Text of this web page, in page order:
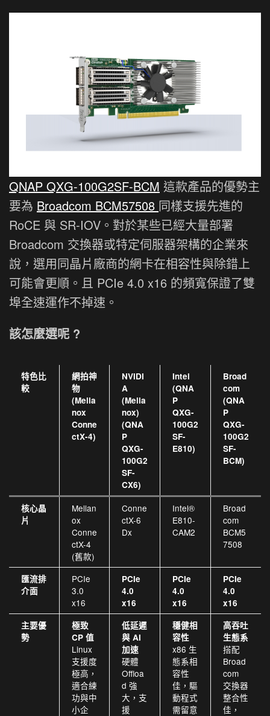
QNAP QXG-100G2SF-BCM 這款產品的優勢主
要為 Broadcom BCM57508 同樣支援先進的
RoCE 與 SR-IOV。對於某些已經大量部署
Broadcom 交換器或特定伺服器架構的企業來
說，選用同晶片廠商的網卡在相容性與除錯上
可能會更順。且 PCIe 4.0 x16 的頻寬保證了雙
埠全速運作不掉速。
該怎麼選呢 ?
特色比
較
網拍神
物
(Mella
nox
Conne
ctX-4)
NVIDI
A
(Mella
nox)
(QNA
P
QXG-
100G2
SF-
CX6)
Intel
(QNA
P
QXG-
100G2
SF-
E810)
Broad
com
(QNA
P
QXG-
100G2
SF-
BCM)
核心晶
片
Mellan
ox
Conne
ctX-4
(舊款)
Conne
ctX-6
Dx
Intel®
E810-
CAM2
Broad
com
BCM5
7508
匯流排
介面
PCIe
3.0
x16
PCIe
4.0
x16
PCIe
4.0
x16
PCIe
4.0
x16
主要優
勢
極致
CP 值
Linux
支援度
極高，
適合練
功與中
小企
低延遲
與 AI
加速
硬體
Offloa
d 強
大，支
援
穩健相
容性
x86 生
態系相
容性
佳，驅
動程式
需留意
高吞吐
生態系
搭配
Broad
com
交換器
整合性
佳，